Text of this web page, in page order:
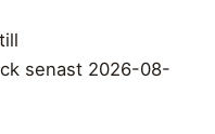
senast 2026-08-